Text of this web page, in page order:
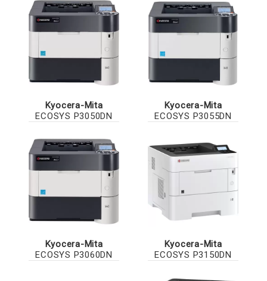
Kyocera-Mita
ECOSYS P3050DN
Kyocera-Mita
ECOSYS P3055DN
Kyocera-Mita
ECOSYS P3060DN
Kyocera-Mita
ECOSYS P3150DN